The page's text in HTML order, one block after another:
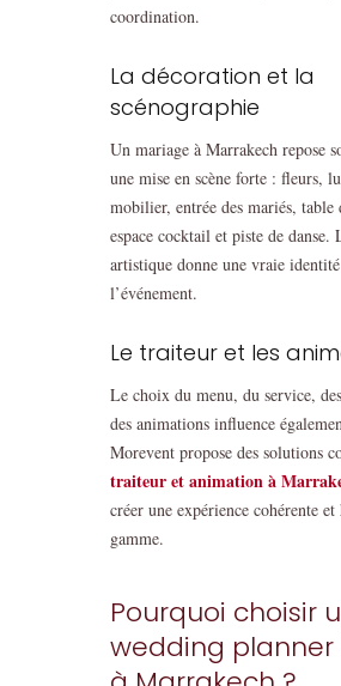
coordination.
La décoration et la
scénographie
Un mariage à Marrakech repose
une mise en scène forte : fleurs,
mobilier, entrée des mariés, table
espace cocktail et piste de
artistique donne une vraie
l’événement.
Le traiteur et les
Le choix du menu, du service,
des animations influence
Morevent propose des solutions
traiteur et animation à
créer une expérience cohérente et
gamme.
Pourquoi choisir
wedding planner